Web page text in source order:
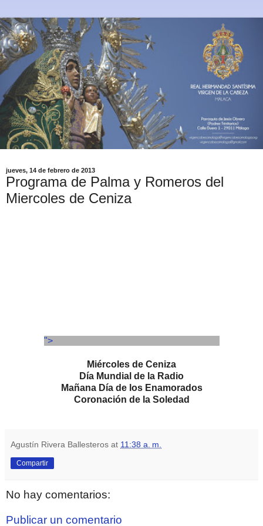
jueves, 14 de febrero de 2013
Programa de Palma y Romeros del
Miercoles de Ceniza
">
Miércoles de Ceniza
Día Mundial de la Radio
Mañana Día de los Enamorados
Coronación de la Soledad
Agustín Rivera Ballesteros at 11:38 a. m.
Compartir
No hay comentarios:
Publicar un comentario